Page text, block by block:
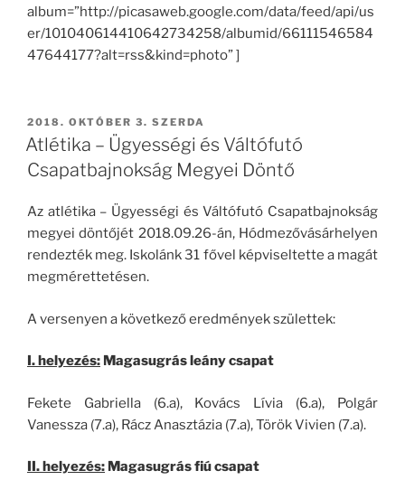
album=”http://picasaweb.google.com/data/feed/api/us
er/101040614410642734258/albumid/66111546584
47644177?alt=rss&kind=photo” ]
BEKÜLDVE:
2018. OKTÓBER 3. SZERDA
Atlétika – Ügyességi és Váltófutó
Csapatbajnokság Megyei Döntő
Az atlétika – Ügyességi és Váltófutó Csapatbajnokság
megyei döntőjét 2018.09.26-án, Hódmezővásárhelyen
rendezték meg. Iskolánk 31 fővel képviseltette a magát
megmérettetésen.
A versenyen a következő eredmények születtek:
I. helyezés: Magasugrás leány csapat
Fekete Gabriella (6.a), Kovács Lívia (6.a), Polgár
Vanessza (7.a), Rácz Anasztázia (7.a), Török Vivien (7.a).
II. helyezés: Magasugrás fiú csapat